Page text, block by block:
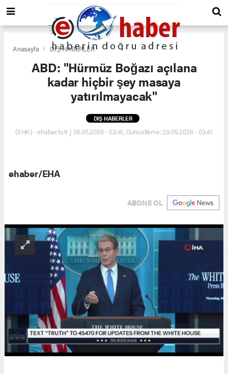
Anasayfa DIŞ HABERLER
ABD: "Hürmüz Boğazı açılana
kadar hiçbir şey masaya
yatırılmayacak"
DIŞ HABERLER
(EHA) - ehaber.tv.tr | 29.05.2026 - 03:41, Güncelleme: 29.05.2026 - 03:41
ehaber/EHA
ABONE OL